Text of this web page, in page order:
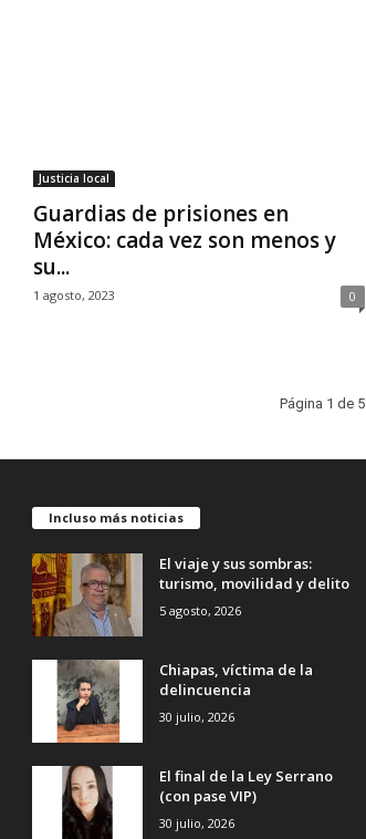
Justicia local
Guardias de prisiones en
México: cada vez son menos y
su...
1 agosto, 2023 0
Página 1 de 5
Incluso más noticias
El viaje y sus sombras:
turismo, movilidad y delito
5 agosto, 2026
Chiapas, víctima de la
delincuencia
30 julio, 2026
El final de la Ley Serrano
(con pase VIP)
30 julio, 2026